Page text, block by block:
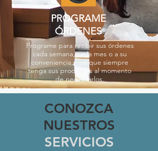
PROGRAME
ÓRDENES
Programe para recibir sus órdenes
cada semana, cada mes o a su
conveniencia para que siempre
tenga sus productos al momento
de necesitarlos.
CONOZCA
NUESTROS
SERVICIOS